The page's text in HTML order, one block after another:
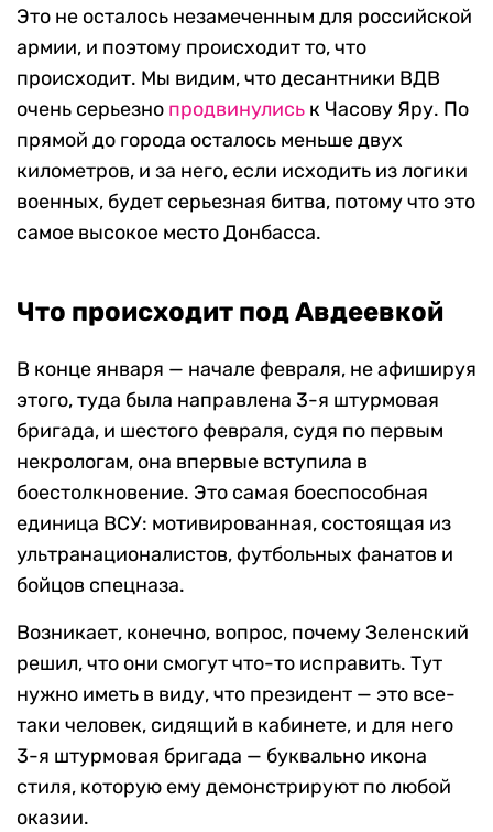
Это не осталось незамеченным для российской
армии, и поэтому происходит то, что
происходит. Мы видим, что десантники ВДВ
очень серьезно продвинулись к Часову Яру. По
прямой до города осталось меньше двух
километров, и за него, если исходить из логики
военных, будет серьезная битва, потому что это
самое высокое место Донбасса.
Что происходит под Авдеевкой
В конце января — начале февраля, не афишируя
этого, туда была направлена 3-я штурмовая
бригада, и шестого февраля, судя по первым
некрологам, она впервые вступила в
боестолкновение. Это самая боеспособная
единица ВСУ: мотивированная, состоящая из
ультранационалистов, футбольных фанатов и
бойцов спецназа.
Возникает, конечно, вопрос, почему Зеленский
решил, что они смогут что-то исправить. Тут
нужно иметь в виду, что президент — это все-
таки человек, сидящий в кабинете, и для него
3-я штурмовая бригада — буквально икона
стиля, которую ему демонстрируют по любой
оказии.